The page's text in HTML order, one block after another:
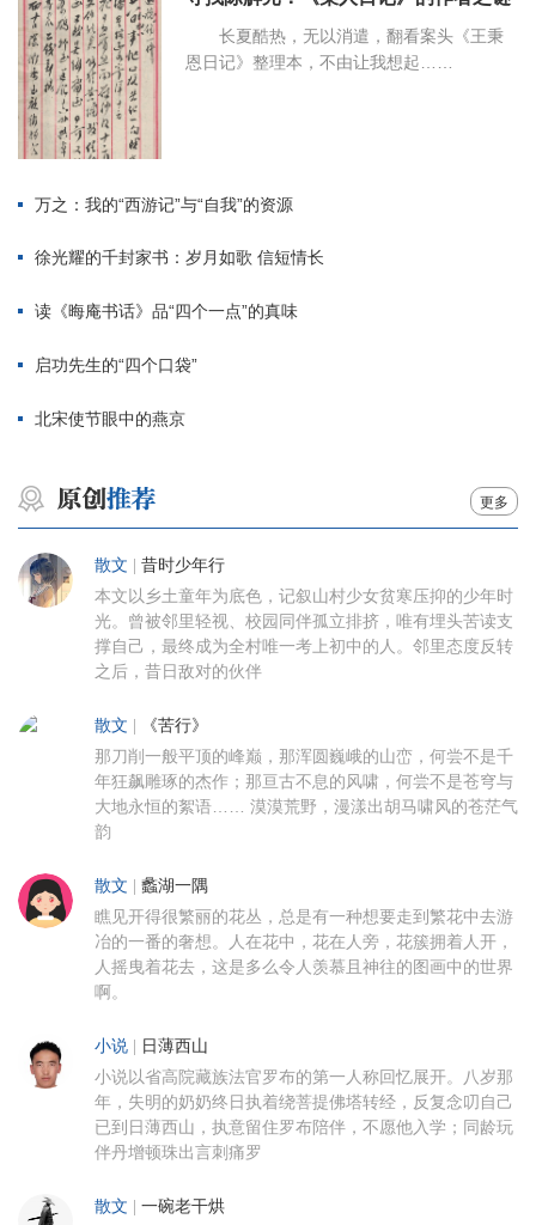
长夏酷热，无以消遣，翻看案头《王秉
恩日记》整理本，不由让我想起……
万之：我的“西游记”与“自我”的资源
徐光耀的千封家书：岁月如歌 信短情长
读《晦庵书话》品“四个一点”的真味
启功先生的“四个口袋”
北宋使节眼中的燕京
更多
散文 昔时少年行
本文以乡土童年为底色，记叙山村少女贫寒压抑的少年时
光。曾被邻里轻视、校园同伴孤立排挤，唯有埋头苦读支
撑自己，最终成为全村唯一考上初中的人。邻里态度反转
之后，昔日敌对的伙伴
散文 《苦行》
那刀削一般平顶的峰巅，那浑圆巍峨的山峦，何尝不是千
年狂飙雕琢的杰作；那亘古不息的风啸，何尝不是苍穹与
大地永恒的絮语…… 漠漠荒野，漫漾出胡马啸风的苍茫气
韵
散文 蠡湖一隅
瞧见开得很繁丽的花丛，总是有一种想要走到繁花中去游
冶的一番的奢想。人在花中，花在人旁，花簇拥着人开，
人摇曳着花去，这是多么令人羡慕且神往的图画中的世界
啊。
小说 日薄西山
小说以省高院藏族法官罗布的第一人称回忆展开。八岁那
年，失明的奶奶终日执着绕菩提佛塔转经，反复念叨自己
已到日薄西山，执意留住罗布陪伴，不愿他入学；同龄玩
伴丹增顿珠出言刺痛罗
散文 一碗老干烘